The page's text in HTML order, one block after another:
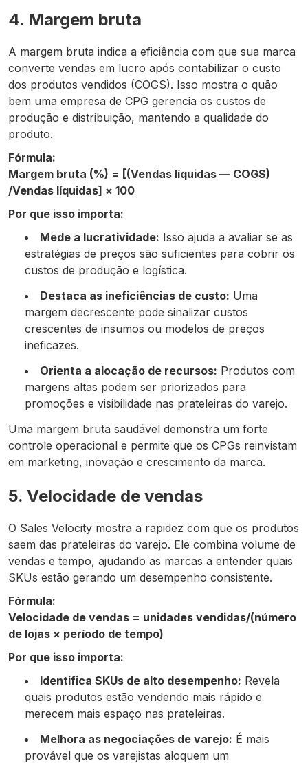
4. Margem bruta
A margem bruta indica a eficiência com que sua marca
converte vendas em lucro após contabilizar o custo
dos produtos vendidos (COGS). Isso mostra o quão
bem uma empresa de CPG gerencia os custos de
produção e distribuição, mantendo a qualidade do
produto.
Fórmula:
Margem bruta (%) = [(Vendas líquidas — COGS)
/Vendas líquidas] × 100
Por que isso importa:
Mede a lucratividade: Isso ajuda a avaliar se as
estratégias de preços são suficientes para cobrir os
custos de produção e logística.
Destaca as ineficiências de custo: Uma
margem decrescente pode sinalizar custos
crescentes de insumos ou modelos de preços
ineficazes.
Orienta a alocação de recursos: Produtos com
margens altas podem ser priorizados para
promoções e visibilidade nas prateleiras do varejo.
Uma margem bruta saudável demonstra um forte
controle operacional e permite que os CPGs reinvistam
em marketing, inovação e crescimento da marca.
5. Velocidade de vendas
O Sales Velocity mostra a rapidez com que os produtos
saem das prateleiras do varejo. Ele combina volume de
vendas e tempo, ajudando as marcas a entender quais
SKUs estão gerando um desempenho consistente.
Fórmula:
Velocidade de vendas = unidades vendidas/(número
de lojas × período de tempo)
Por que isso importa:
Identifica SKUs de alto desempenho: Revela
quais produtos estão vendendo mais rápido e
merecem mais espaço nas prateleiras.
Melhora as negociações de varejo: É mais
provável que os varejistas aloquem um